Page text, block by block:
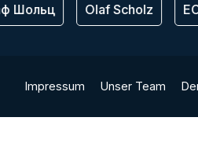
Шольц Olaf Scholz ЕС
Impressum Unser Team